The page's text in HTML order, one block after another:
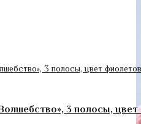
3 полосы,